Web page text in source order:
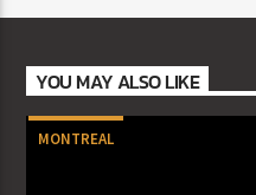
YOU MAY ALSO LIKE
MONTREAL